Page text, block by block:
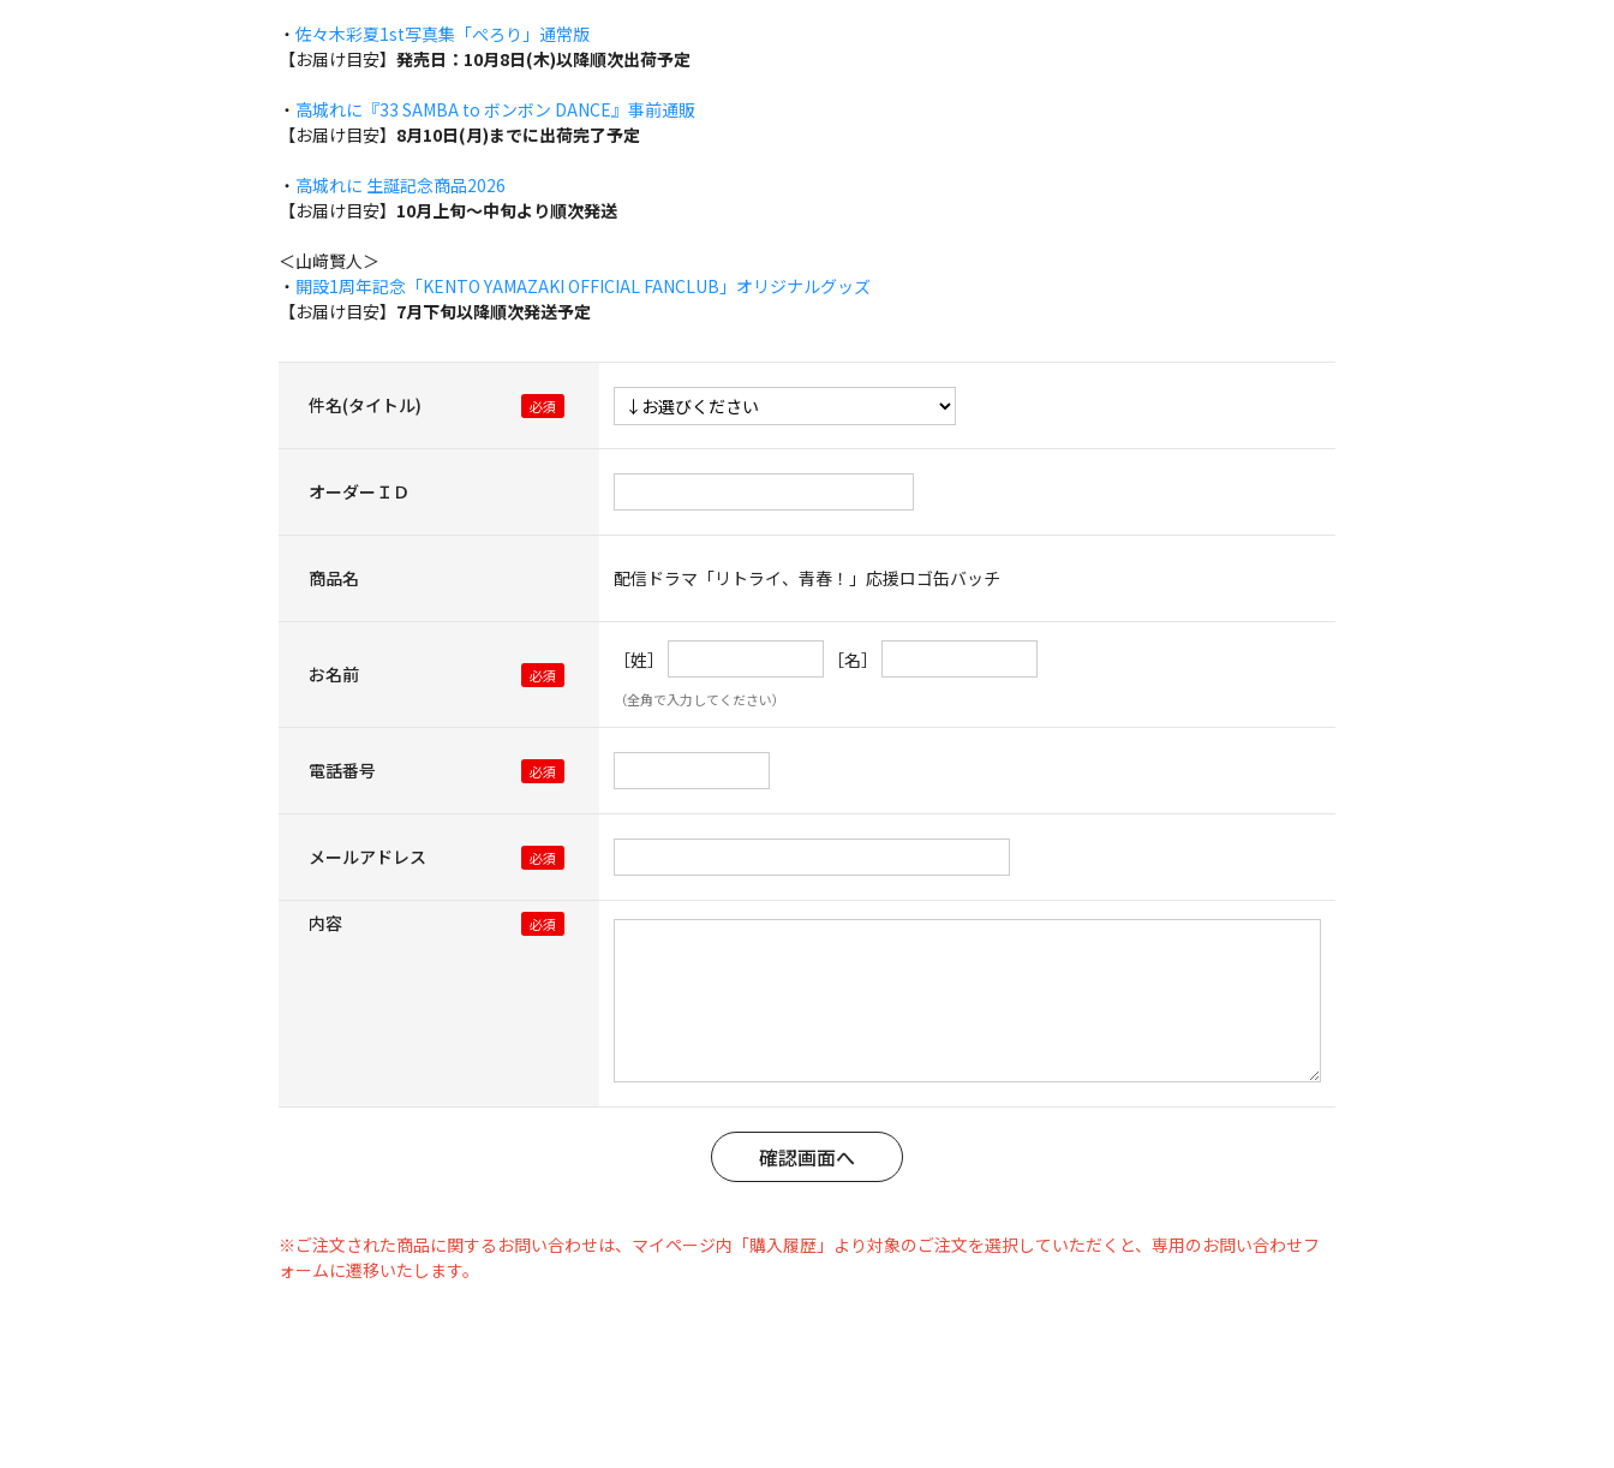
・ 佐々木彩夏1st写真集「ぺろり」通常版
【お届け目安】 発売日：10月8日(木)以降順次出荷予定
・ 高城れに『33 SAMBA to ボンボン DANCE』事前通販
【お届け目安】 8月10日(月)までに出荷完了予定
・ 高城れに 生誕記念商品2026
【お届け目安】 10月上旬～中旬より順次発送
＜山﨑賢人＞
・ 開設1周年記念「KENTO YAMAZAKI OFFICIAL FANCLUB」オリジナルグッズ
【お届け目安】 7月下旬以降順次発送予定
件名(タイトル)
オーダーＩＤ
商品名 配信ドラマ「リトライ、青春！」応援ロゴ缶バッチ
お名前
［姓］ ［名］
（全角で入力してください）
電話番号
メールアドレス
内容
※ご注文された商品に関するお問い合わせは、マイページ内「購入履歴」より対象のご注文を選択していただくと、専用のお問い合わせフ
ォームに遷移いたします。